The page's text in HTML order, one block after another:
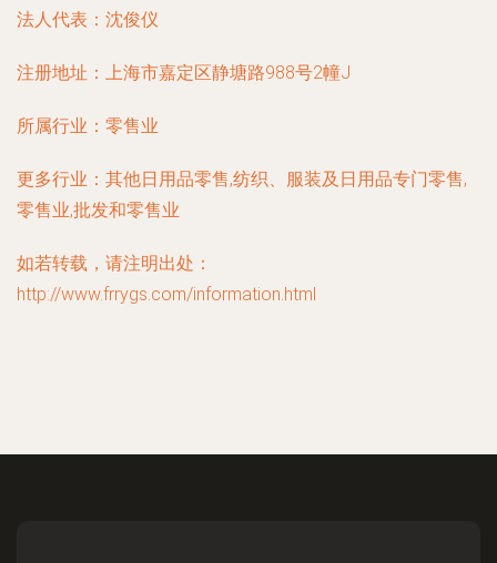
法人代表： 沈俊仪
注册地址： 上海市嘉定区静塘路988号2幢J
所属行业： 零售业
更多行业： 其他日用品零售,纺织、服装及日用品专门零售,
零售业,批发和零售业
如若转载，请注明出处：
http://www.frrygs.com/information.html